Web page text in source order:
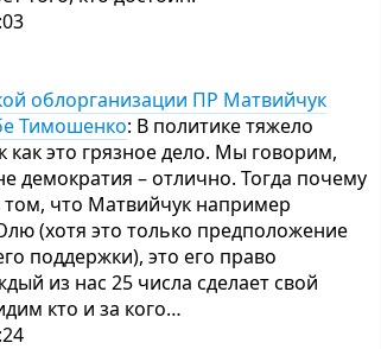
облорганизации ПР Матвийчук
Тимошенко: В политике тяжело
как это грязное дело. Мы говорим,
демократия – отлично. Тогда почему
том, что Матвийчук например
(хотя это только предположение
поддержки), это его право
из нас 25 числа сделает свой
кто и за кого…